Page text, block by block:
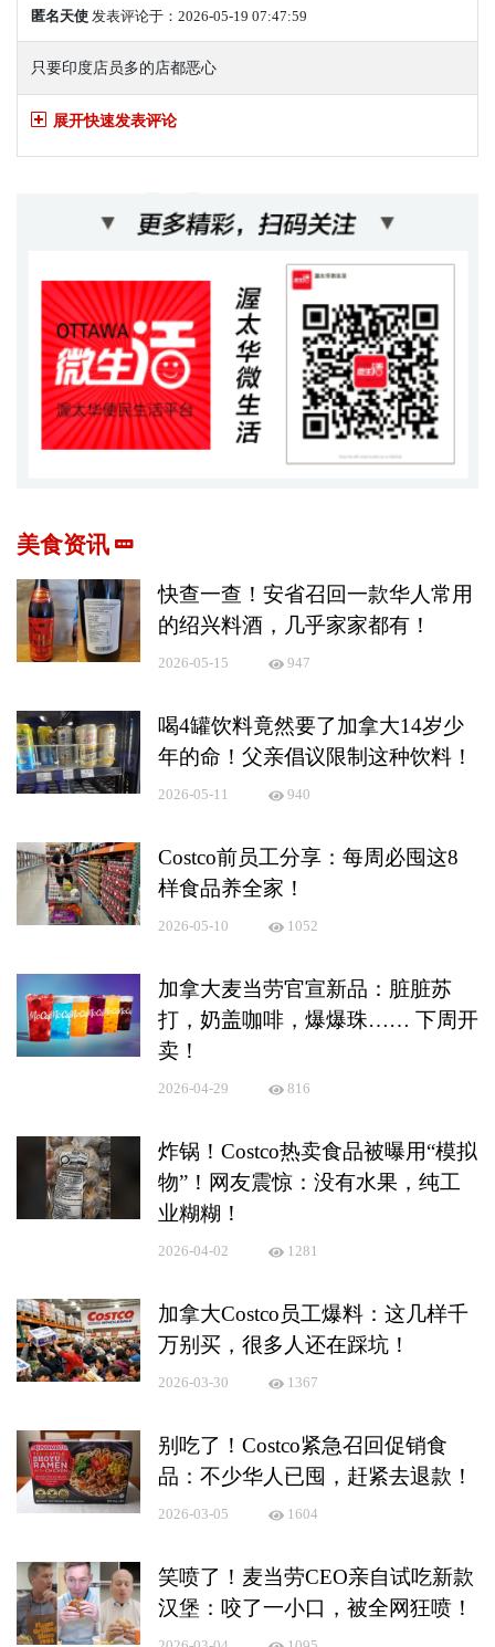
匿名天使 发表评论于：2026-05-19 07:47:59
只要印度店员多的店都恶心
展开快速发表评论
美食资讯
快查一查！安省召回一款华人常用
的绍兴料酒，几乎家家都有！
2026-05-15 947
喝4罐饮料竟然要了加拿大14岁少
年的命！父亲倡议限制这种饮料！
2026-05-11 940
Costco前员工分享：每周必囤这8
样食品养全家！
2026-05-10 1052
加拿大麦当劳官宣新品：脏脏苏
打，奶盖咖啡，爆爆珠…… 下周开
卖！
2026-04-29 816
炸锅！Costco热卖食品被曝用“模拟
物”！网友震惊：没有水果，纯工
业糊糊！
2026-04-02 1281
加拿大Costco员工爆料：这几样千
万别买，很多人还在踩坑！
2026-03-30 1367
别吃了！Costco紧急召回促销食
品：不少华人已囤，赶紧去退款！
2026-03-05 1604
笑喷了！麦当劳CEO亲自试吃新款
汉堡：咬了一小口，被全网狂喷！